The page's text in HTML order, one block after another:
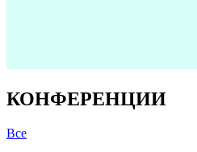
КОНФЕРЕНЦИИ
Все